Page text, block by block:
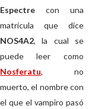
Espectre con una
matrícula que dice
NOS4A2, la cual se
puede leer como
Nosferatu, no
muerto, el nombre con
el que el vampiro pasó